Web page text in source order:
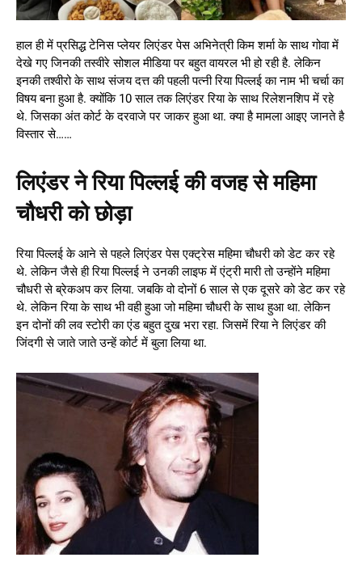
हाल ही में प्रसिद्ध टेनिस प्लेयर लिएंडर पेस अभिनेत्री किम शर्मा के साथ गोवा में
देखे गए जिनकी तस्वीरे सोशल मीडिया पर बहुत वायरल भी हो रही है. लेकिन
इनकी तश्वीरो के साथ संजय दत्त की पहली पत्नी रिया पिल्लई का नाम भी चर्चा का
विषय बना हुआ है. क्योंकि 10 साल तक लिएंडर रिया के साथ रिलेशनशिप में रहे
थे. जिसका अंत कोर्ट के दरवाजे पर जाकर हुआ था. क्या है मामला आइए जानते है
विस्तार से……
लिएंडर ने रिया पिल्लई की वजह से महिमा
चौधरी को छोड़ा
रिया पिल्लई के आने से पहले लिएंडर पेस एक्ट्रेस महिमा चौधरी को डेट कर रहे
थे. लेकिन जैसे ही रिया पिल्लई ने उनकी लाइफ में एंट्री मारी तो उन्होंने महिमा
चौधरी से ब्रेकअप कर लिया. जबकि वो दोनों 6 साल से एक दूसरे को डेट कर रहे
थे. लेकिन रिया के साथ भी वही हुआ जो महिमा चौधरी के साथ हुआ था. लेकिन
इन दोनों की लव स्टोरी का एंड बहुत दुख भरा रहा. जिसमें रिया ने लिएंडर की
जिंदगी से जाते जाते उन्हें कोर्ट में बुला लिया था.